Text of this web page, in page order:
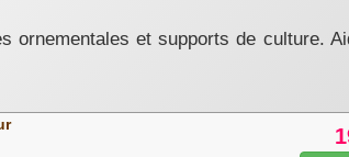
ornementales et supports de culture.